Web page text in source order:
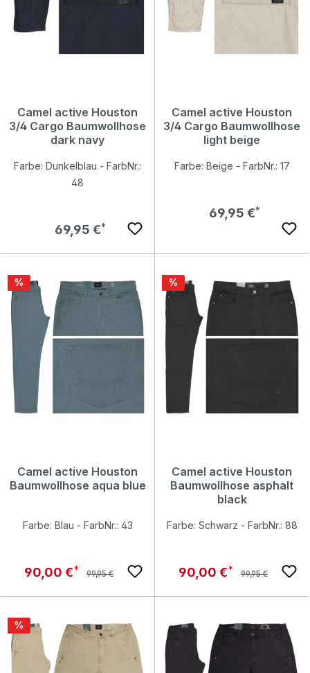
Camel active Houston
3/4 Cargo Baumwollhose
dark navy
Farbe: Dunkelblau - FarbNr.:
48
Regulärer Preis:
69,95 €
Camel active Houston
3/4 Cargo Baumwollhose
light beige
Farbe: Beige - FarbNr.: 17
Regulärer Preis:
69,95 €
Rabatt
%
Camel active Houston
Baumwollhose aqua blue
Farbe: Blau - FarbNr.: 43
Verkaufspreis:
90,00 € Regulärer Preis:
99,95 €
Rabatt
%
Camel active Houston
Baumwollhose asphalt
black
Farbe: Schwarz - FarbNr.: 88
Verkaufspreis:
90,00 € Regulärer Preis:
99,95 €
Rabatt
%